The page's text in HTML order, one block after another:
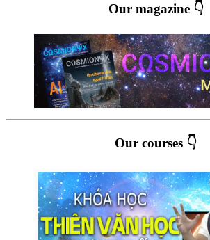
Our magazine 👇
Our courses 👇